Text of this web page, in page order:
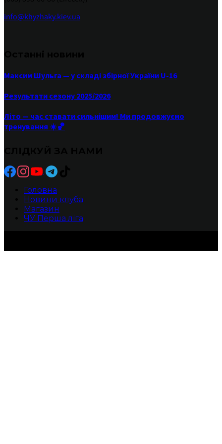
info@khyzhaky.kiev.ua
Максим Шульга — у складі збірної України U-16
Результати сезону 2025/2026
Літо — час ставати сильнішим! Ми продовжуємо
тренування ☀️🏀
Головна
Новини клуба
Магазин
ЧУ Перша ліга